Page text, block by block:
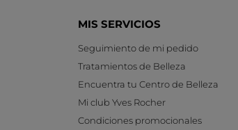
MIS SERVICIOS
Seguimiento de mi pedido
Tratamientos de Belleza
Encuentra tu Centro de Belleza
Mi club Yves Rocher
Condiciones promocionales